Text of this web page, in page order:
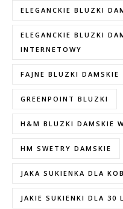
ELEGANCKIE BLUZKI
ELEGANCKIE BLUZKI
INTERNETOWY
FAJNE BLUZKI DAMSKIE
GREENPOINT BLUZKI
H&M BLUZKI DAMSKIE
HM SWETRY DAMSKIE
JAKA SUKIENKA DLA
JAKIE SUKIENKI DLA 30